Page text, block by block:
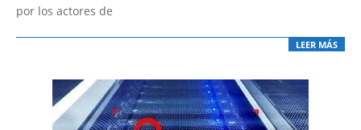
por los actores de
LEER MÁS